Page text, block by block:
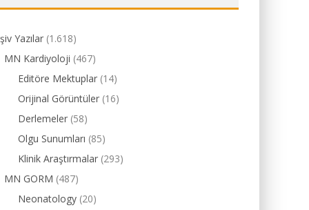
Yazılar (1.618)
MN Kardiyoloji (467)
Editöre Mektuplar (14)
Orijinal Görüntüler (16)
Derlemeler (58)
Olgu Sunumları (85)
Klinik Araştırmalar (293)
MN GORM (487)
Neonatology (20)